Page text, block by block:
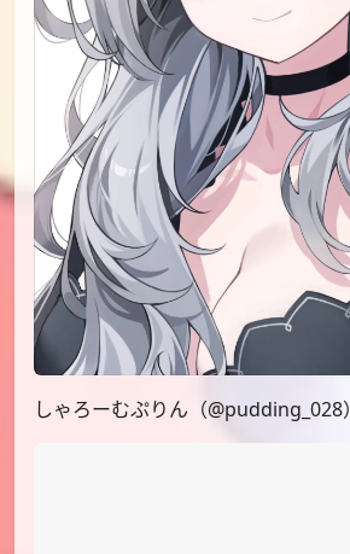
しゃろーむぷりん（@pudding_028）